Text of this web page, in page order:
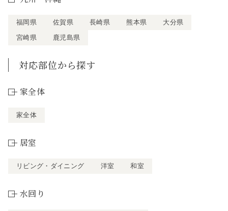
福岡県 佐賀県 長崎県 熊本県
大分県
宮崎県
鹿児島県
対応部位から探す
家全体
家全体
居室
リビング・ダイニング 洋室 和室
水回り